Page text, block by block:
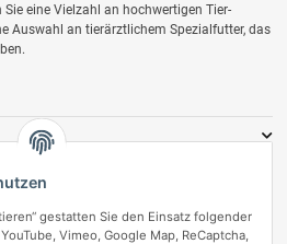
eine Vielzahl an hochwertigen Tier-
Auswahl an tierärztlichem Spezialfutter, das
gestatten Sie den Einsatz folgender
Vimeo, Google Map, ReCaptcha,